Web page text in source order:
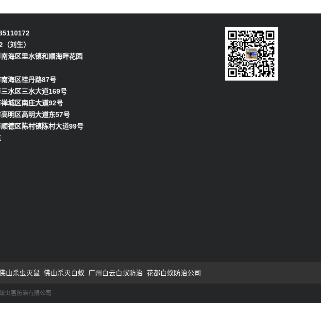
刘生）
海区里水镇和顺海畔花园
海区桂丹路87号
水区三水大道169号
城区南庄大道92号
明区高明大道东57号
德区陈村镇陈村大道99号
山杀虫灭鼠 佛山杀灭白蚁 广州白云白蚁防治 花都白蚁防治公司
虫害防治有限公司